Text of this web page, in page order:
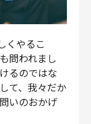
くやるこ
問われまし
るのではな
て、我々だか
いのおかげ